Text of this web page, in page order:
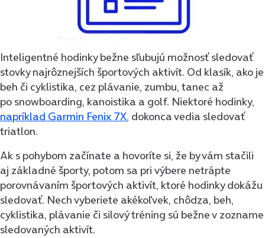
Inteligentné hodinky bežne sľubujú možnosť sledovať
stovky najrôznejších športových aktivít. Od klasík, ako je
beh či cyklistika, cez plávanie, zumbu, tanec až
po snowboarding, kanoistika a golf. Niektoré hodinky,
napríklad Garmin Fenix 7X, dokonca vedia sledovať
triatlon.
Ak s pohybom začínate a hovoríte si, že by vám stačili
aj základné športy, potom sa pri výbere netrápte
porovnávaním športových aktivít, ktoré hodinky dokážu
sledovať. Nech vyberiete akékoľvek, chôdza, beh,
cyklistika, plávanie či silový tréning sú bežne v zozname
sledovaných aktivít.